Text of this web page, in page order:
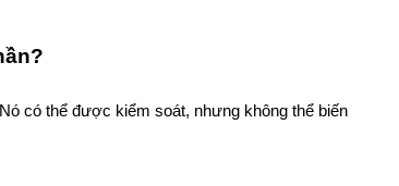
có thể được kiểm soát, nhưng không thể biến